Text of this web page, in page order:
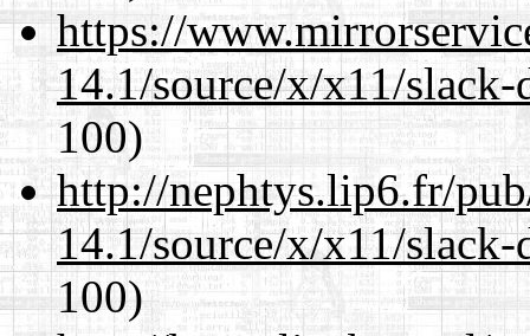
https://
14.1/source/x/x11/
100)
http://nephtys.lip6.fr/
14.1/source/x/x11/
100)